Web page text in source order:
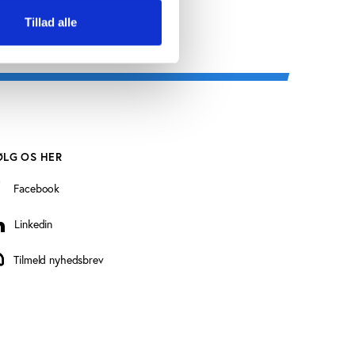
Tillad alle
OS HER
Facebook
Linkedin
nyhedsbrev
Tilmeld nyhedsbrev